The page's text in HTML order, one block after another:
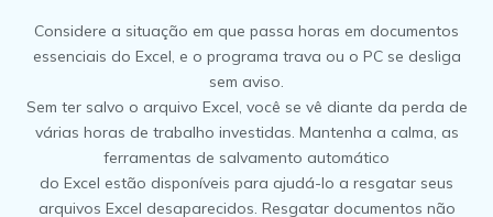
Considere a situação em que passa horas em documentos
essenciais do Excel, e o programa trava ou o PC se desliga
sem aviso.
Sem ter salvo o arquivo Excel, você se vê diante da perda de
várias horas de trabalho investidas. Mantenha a calma, as
ferramentas de salvamento automático
do Excel estão disponíveis para ajudá-lo a resgatar seus
arquivos Excel desaparecidos. Resgatar documentos não